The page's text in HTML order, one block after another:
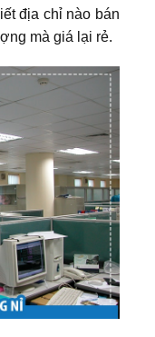
địa chỉ nào bán
mà giá lại rẻ.